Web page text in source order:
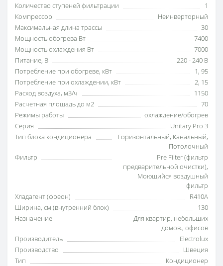
Количество ступеней фильтрации
1
Компрессор
Неинверторный
Максимальная длина трассы
30
Мощность обогрева Вт
7400
Мощность охлаждения Вт
7000
Питание, В
220 - 240 В
Потребление при обогреве, кВт
1, 95
Потребление при охлаждении, кВт
2, 15
Расход воздуха, м3/ч
1150
Расчетная площадь до м2
70
Режимы работы
охлаждение/обогрев
Серия
Unitary Pro 3
Тип блока кондиционера
Горизонтальный, Канальный,
Потолочный
Фильтр
Pre Filter (фильтр
предварительной очистки),
Моющийся воздушный
фильтр
Хладагент (фреон)
R410A
Ширина, см (внутренний блок)
130
Назначение
Для квартир, небольших
домов., офисов
Производитель
Electrolux
Производство
Швеция
Тип
Кондиционер